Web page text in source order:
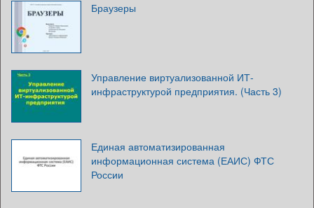
Браузеры
Управление виртуализованной ИТ-
инфраструктурой предприятия. (Часть 3)
Единая автоматизированная
информационная система (ЕАИС) ФТС
России